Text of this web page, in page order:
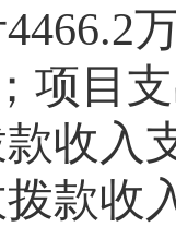
4466.2
项目
款收入
款收